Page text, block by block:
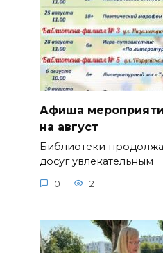
Афиша
на август
Библиотеки
досуг увлекательным
0 2